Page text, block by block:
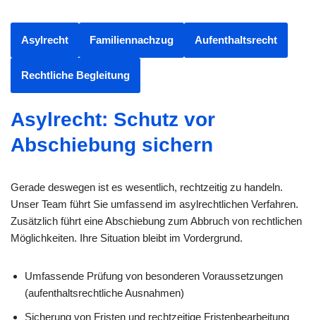
Asylrecht Familiennachzug Aufenthaltsrecht
Rechtliche Begleitung
Asylrecht: Schutz vor
Abschiebung sichern
Gerade deswegen ist es wesentlich, rechtzeitig zu handeln.
Unser Team führt Sie umfassend im asylrechtlichen Verfahren.
Zusätzlich führt eine Abschiebung zum Abbruch von rechtlichen
Möglichkeiten. Ihre Situation bleibt im Vordergrund.
Umfassende Prüfung von besonderen Voraussetzungen
(aufenthaltsrechtliche Ausnahmen)
Sicherung von Fristen und rechtzeitige Fristenbearbeitung